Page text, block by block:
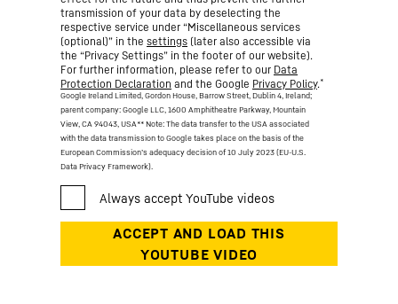
transmission of your data by deselecting the
respective service under “Miscellaneous services
(optional)” in the settings (later also accessible via
the “Privacy Settings” in the footer of our website).
For further information, please refer to our Data
Protection Declaration and the Google Privacy Policy.*
Google Ireland Limited, Gordon House, Barrow Street, Dublin 4, Ireland;
parent company: Google LLC, 1600 Amphitheatre Parkway, Mountain
View, CA 94043, USA** Note: The data transfer to the USA associated
with the data transmission to Google takes place on the basis of the
European Commission’s adequacy decision of 10 July 2023 (EU-U.S.
Data Privacy Framework).